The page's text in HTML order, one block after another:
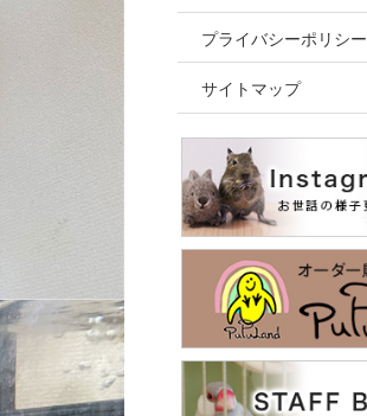
プライバシーポリシー
サイトマップ